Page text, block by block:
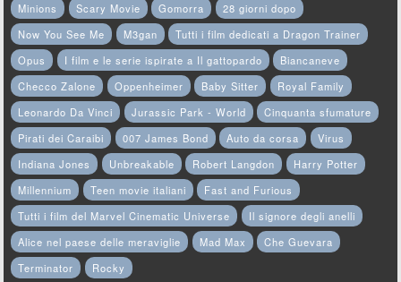
Minions Scary Movie Gomorra
28 giorni dopo
Now You See Me
M3gan
Tutti i film dedicati a Dragon Trainer
Opus
I film e le serie ispirate a Il gattopardo
Biancaneve
Checco Zalone
Oppenheimer Baby Sitter
Royal Family
Leonardo Da Vinci
Jurassic Park - World
Cinquanta sfumature
Pirati dei Caraibi
007 James Bond Auto da corsa
Virus
Indiana Jones
Unbreakable Robert Langdon
Harry Potter
Millennium
Teen movie italiani
Fast and Furious
Tutti i film del Marvel Cinematic Universe
Il signore degli anelli
Alice nel paese delle meraviglie
Mad Max
Che Guevara
Terminator
Rocky